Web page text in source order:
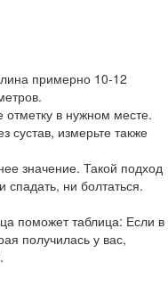
примерно 10-12
отметку в нужном месте.
сустав, измерьте также
значение. Такой подход
спадать, ни болтаться.
поможет таблица: Если в
получилась у вас,